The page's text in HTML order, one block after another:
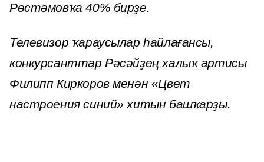
Рөстәмовҡа 40% бирҙе.
Телевизор ҡараусылар һайлағансы,
конкурсанттар Рәсәйҙең халыҡ артисы
Филипп Киркоров менән «Цвет
настроения синий» хитын башҡарҙы.